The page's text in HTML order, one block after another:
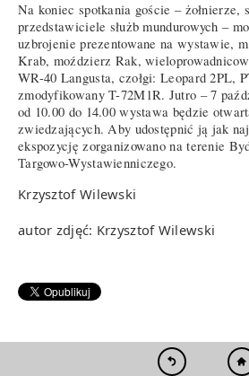
Na koniec spotkania goście – żołnierze,
przedstawiciele służb mundurowych –
uzbrojenie prezentowane na wystawie,
Krab, moździerz Rak,
WR-40 Langusta, czołgi: Leopard 2PL,
zmodyfikowany T-72M1R. Jutro – 7
od 10.00 do 14.00 wystawa będzie
zwiedzających. Aby udostępnić ją jak
ekspozycję zorganizowano na terenie
Targowo-Wystawienniczego.
Krzysztof Wilewski
autor zdjęć: Krzysztof Wilewski